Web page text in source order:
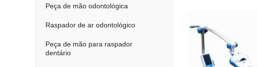
Peça de mão odontológica
Raspador de ar odontológico
Peça de mão para raspador
dentário